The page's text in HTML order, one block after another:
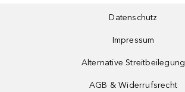
Datenschutz
Impressum
Alternative Streitbeilegung
AGB & Widerrufsrecht